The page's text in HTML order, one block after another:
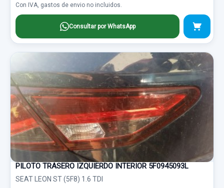
Con IVA, gastos de envio no incluidos.
Consultar por WhatsApp
PILOTO TRASERO IZQUIERDO INTERIOR 5F0945093L
SEAT LEON ST (5F8) 1.6 TDI